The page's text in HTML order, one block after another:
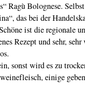
Ragù Bolognese.
das bei der
ist die regionale
Rezept und sehr,
sonst wird es zu
einige